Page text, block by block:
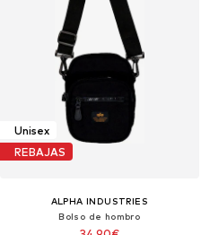
Unisex
REBAJAS
ALPHA INDUSTRIES
Bolso de hombro